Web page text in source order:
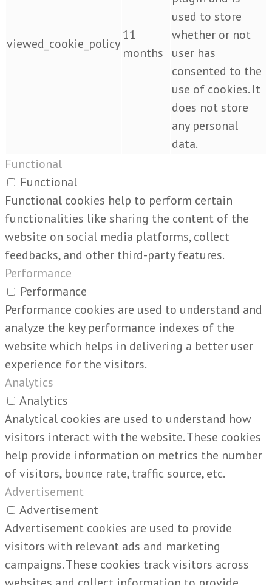
viewed_cookie_policy
11
months
used to store
whether or not
user has
consented to the
use of cookies. It
does not store
any personal
data.
Functional
Functional
Functional cookies help to perform certain
functionalities like sharing the content of the
website on social media platforms, collect
feedbacks, and other third-party features.
Performance
Performance
Performance cookies are used to understand and
analyze the key performance indexes of the
website which helps in delivering a better user
experience for the visitors.
Analytics
Analytics
Analytical cookies are used to understand how
visitors interact with the website. These cookies
help provide information on metrics the number
of visitors, bounce rate, traffic source, etc.
Advertisement
Advertisement
Advertisement cookies are used to provide
visitors with relevant ads and marketing
campaigns. These cookies track visitors across